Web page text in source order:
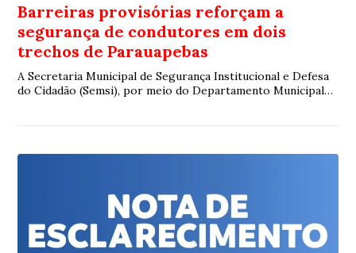
Barreiras provisórias reforçam a
segurança de condutores em dois
trechos de Parauapebas
A Secretaria Municipal de Segurança Institucional e Defesa
do Cidadão (Semsi), por meio do Departamento Municipal